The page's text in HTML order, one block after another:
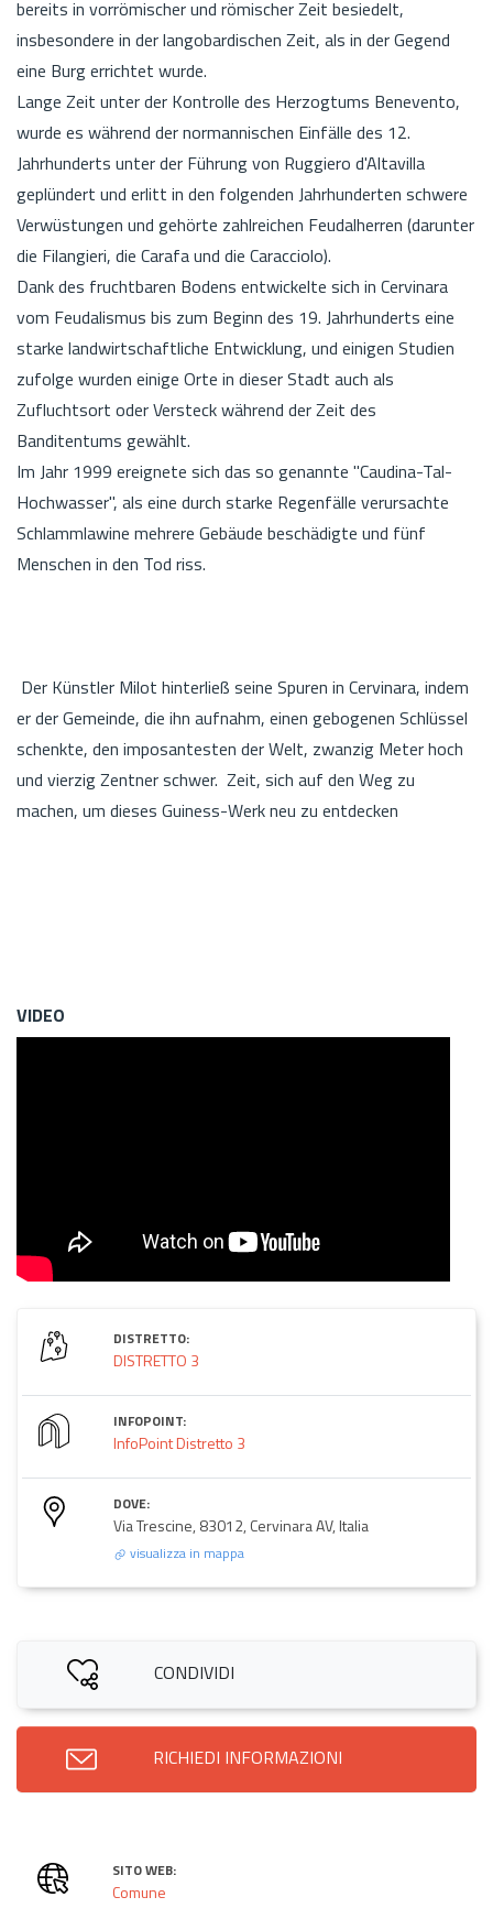
bereits in vorrömischer und römischer Zeit besiedelt,
insbesondere in der langobardischen Zeit, als in der Gegend
eine Burg errichtet wurde.
Lange Zeit unter der Kontrolle des Herzogtums Benevento,
wurde es während der normannischen Einfälle des 12.
Jahrhunderts unter der Führung von Ruggiero d'Altavilla
geplündert und erlitt in den folgenden Jahrhunderten schwere
Verwüstungen und gehörte zahlreichen Feudalherren (darunter
die Filangieri, die Carafa und die Caracciolo).
Dank des fruchtbaren Bodens entwickelte sich in Cervinara
vom Feudalismus bis zum Beginn des 19. Jahrhunderts eine
starke landwirtschaftliche Entwicklung, und einigen Studien
zufolge wurden einige Orte in dieser Stadt auch als
Zufluchtsort oder Versteck während der Zeit des
Banditentums gewählt.
Im Jahr 1999 ereignete sich das so genannte "Caudina-Tal-
Hochwasser", als eine durch starke Regenfälle verursachte
Schlammlawine mehrere Gebäude beschädigte und fünf
Menschen in den Tod riss.
Der Künstler Milot hinterließ seine Spuren in Cervinara, indem
er der Gemeinde, die ihn aufnahm, einen gebogenen Schlüssel
schenkte, den imposantesten der Welt, zwanzig Meter hoch
und vierzig Zentner schwer. Zeit, sich auf den Weg zu
machen, um dieses Guiness-Werk neu zu entdecken
VIDEO
DISTRETTO:
DISTRETTO 3
INFOPOINT:
InfoPoint Distretto 3
DOVE:
Via Trescine, 83012, Cervinara AV, Italia
visualizza in mappa
CONDIVIDI
RICHIEDI INFORMAZIONI
SITO WEB:
Comune